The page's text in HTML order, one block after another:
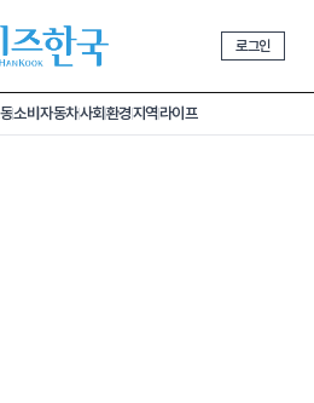
로그인
소비 자동차사회환경지역라이프